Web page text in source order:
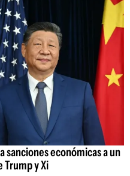
sanciones económicas a un
Trump y Xi